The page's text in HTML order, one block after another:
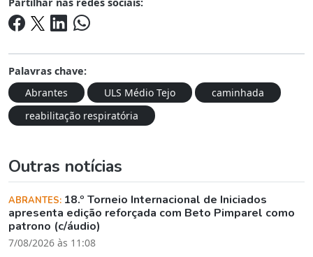
Palavras chave:
Abrantes
ULS Médio Tejo
caminhada
reabilitação respiratória
Outras notícias
ABRANTES: 18.º Torneio Internacional de Iniciados
apresenta edição reforçada com Beto Pimparel como
patrono (c/áudio)
7/08/2026 às 11:08